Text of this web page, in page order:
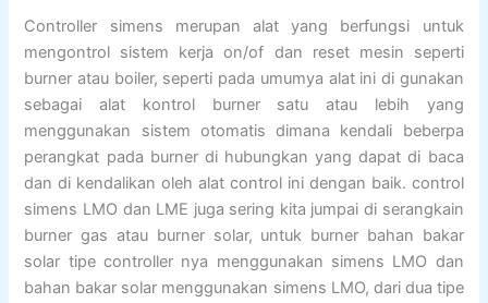
Controller simens merupan alat yang berfungsi untuk
mengontrol sistem kerja on/of dan reset mesin seperti
burner atau boiler, seperti pada umumya alat ini di gunakan
sebagai alat kontrol burner satu atau lebih yang
menggunakan sistem otomatis dimana kendali beberpa
perangkat pada burner di hubungkan yang dapat di baca
dan di kendalikan oleh alat control ini dengan baik. control
simens LMO dan LME juga sering kita jumpai di serangkain
burner gas atau burner solar, untuk burner bahan bakar
solar tipe controller nya menggunakan simens LMO dan
bahan bakar solar menggunakan simens LMO, dari dua tipe